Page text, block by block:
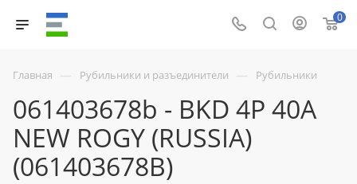
0
Главная — Рубильники и разъединители — Рубильники
061403678b - BKD 4P 40A
NEW ROGY (RUSSIA)
(061403678B)